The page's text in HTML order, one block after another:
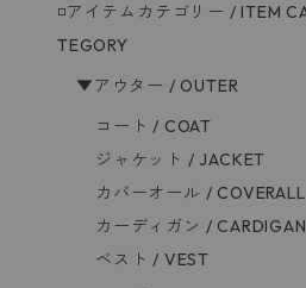
◽️アイテムカテゴリー / ITEM
TEGORY
▼アウター / OUTER
コート / COAT
ジャケット / JACKET
カバーオール / COVERALL
カーディガン / CARDIGAN
ベスト / VEST